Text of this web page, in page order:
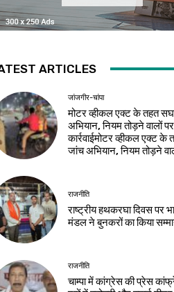
ARTICLES
जांजगीर-चांपा
मोटर व्हीकल एक्ट के तहत
अभियान, नियम तोड़ने वालों
कार्रवाईमोटर व्हीकल एक्ट
जांच अभियान, नियम तोड़ने
राजनीति
राष्ट्रीय हथकरघा दिवस पर
मंडल ने बुनकरों का किया
राजनीति
चाम्पा में कांग्रेस की प्रेस